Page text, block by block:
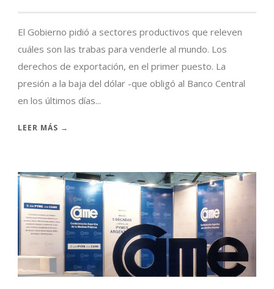
El Gobierno pidió a sectores productivos que releven
cuáles son las trabas para venderle al mundo. Los
derechos de exportación, en el primer puesto. La
presión a la baja del dólar -que obligó al Banco Central
en los últimos días...
LEER MÁS →